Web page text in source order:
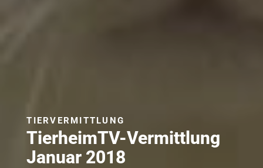
TierheimTV-Vermittlung
Januar 2018
TIERVERMITTLUNG